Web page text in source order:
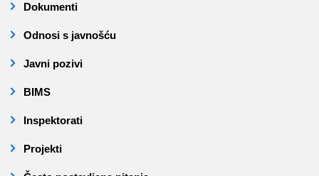
Dokumenti
Odnosi s javnošću
Javni pozivi
BIMS
Inspektorati
Projekti